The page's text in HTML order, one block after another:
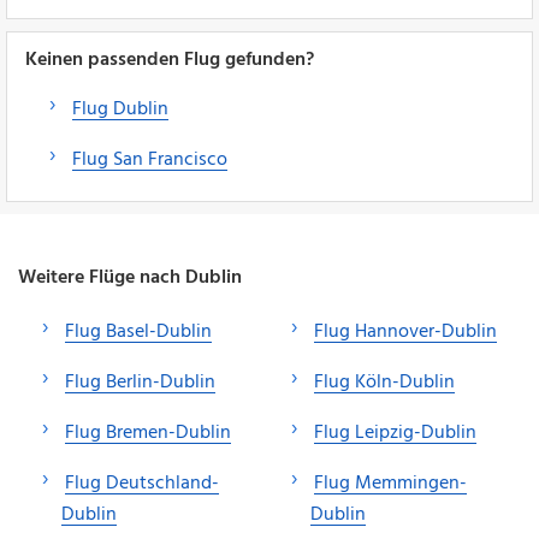
Keinen passenden Flug gefunden?
Flug Dublin
Flug San Francisco
Weitere Flüge nach Dublin
Flug Basel-Dublin
Flug Berlin-Dublin
Flug Bremen-Dublin
Flug Deutschland-
Dublin
Flug Hannover-Dublin
Flug Köln-Dublin
Flug Leipzig-Dublin
Flug Memmingen-
Dublin